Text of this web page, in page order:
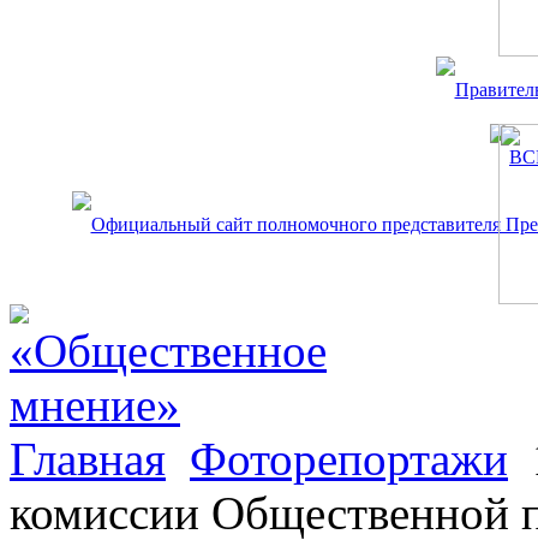
Главная Фоторепортажи
комиссии Общественной